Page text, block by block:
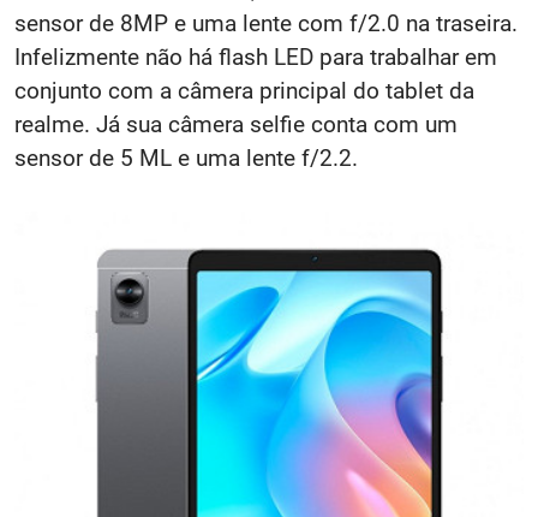
sensor de 8MP e uma lente com f/2.0 na traseira.
Infelizmente não há flash LED para trabalhar em
conjunto com a câmera principal do tablet da
realme. Já sua câmera selfie conta com um
sensor de 5 ML e uma lente f/2.2.